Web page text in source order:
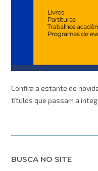
Confira a estante de
títulos que passam a
BUSCA NO SITE